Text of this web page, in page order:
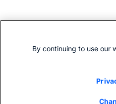
By continuing to use our